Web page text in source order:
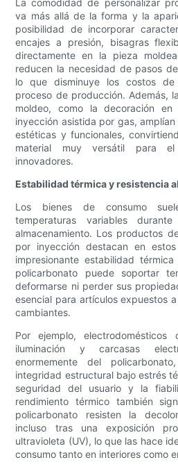
La comodidad de personalizar
va más allá de la forma y la
posibilidad de incorporar
encajes a presión, bisagras
directamente en la pieza
reducen la necesidad de pasos
lo que disminuye los costos
proceso de producción. Además,
moldeo, como la decoración
inyección asistida por gas,
estéticas y funcionales,
material muy versátil para
innovadores.
Estabilidad térmica y resistencia
Los bienes de consumo
temperaturas variables
almacenamiento. Los productos
por inyección destacan en
impresionante estabilidad
policarbonato puede soportar
deformarse ni perder sus
esencial para artículos expuestos
cambiantes.
Por ejemplo,
iluminación y carcasas
enormemente del
integridad estructural bajo estrés
seguridad del usuario y la
rendimiento térmico también
policarbonato resisten la
incluso tras una exposición
ultravioleta (UV), lo que las hace
consumo tanto en interiores como